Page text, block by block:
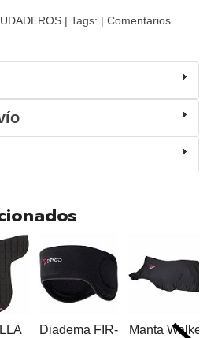
| Tags: | Comentarios
Diadema FIR-
Manta Walker